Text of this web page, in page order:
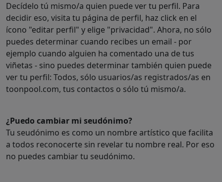
Decídelo tú mismo/a quien puede ver tu perfil. Para
decidir eso, visita tu página de perfil, haz click en el
ícono "editar perfil" y elige "privacidad". Ahora, no sólo
puedes determinar cuando recibes un email - por
ejemplo cuando alguien ha comentado una de tus
viñetas - sino puedes determinar también quien puede
ver tu perfil: Todos, sólo usuarios/as registrados/as en
toonpool.com, tus contactos o sólo tú mismo/a.
¿Puedo cambiar mi seudónimo?
Tu seudónimo es como un nombre artístico que facilita
a todos reconocerte sin revelar tu nombre real. Por eso
no puedes cambiar tu seudónimo.